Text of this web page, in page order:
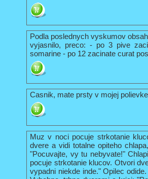
Podla poslednych vyskumov
vyjasnilo, preco: - po 3 pive
somarine - po 12 zacinate curat
Casnik, mate prsty v mojej
Muz v noci pocuje strkotanie
dvere a vidi totalne opiteho
"Pocuvajte, vy tu nebyvate!"
pocuje strkotanie klucov. Otvori
vypadni niekde inde." Opilec